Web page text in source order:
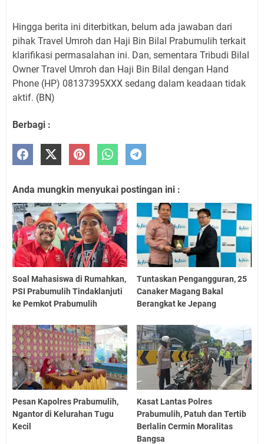
Hingga berita ini diterbitkan, belum ada jawaban dari
pihak Travel Umroh dan Haji Bin Bilal Prabumulih terkait
klarifikasi permasalahan ini. Dan, sementara Tribudi Bilal
Owner Travel Umroh dan Haji Bin Bilal dengan Hand
Phone (HP) 08137395XXX sedang dalam keadaan tidak
aktif. (BN)
Berbagi :
Anda mungkin menyukai postingan ini :
Soal Mahasiswa di Rumahkan,
PSI Prabumulih Tindaklanjuti
ke Pemkot Prabumulih
Tuntaskan Pengangguran, 25
Canaker Magang Bakal
Berangkat ke Jepang
Pesan Kapolres Prabumulih,
Ngantor di Kelurahan Tugu
Kecil
Kasat Lantas Polres
Prabumulih, Patuh dan Tertib
Berlalin Cermin Moralitas
Bangsa